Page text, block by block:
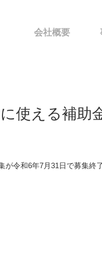
会社概要
に使える補
令和6年7月31日で募集終